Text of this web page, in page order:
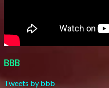
BBB
Tweets by bbb